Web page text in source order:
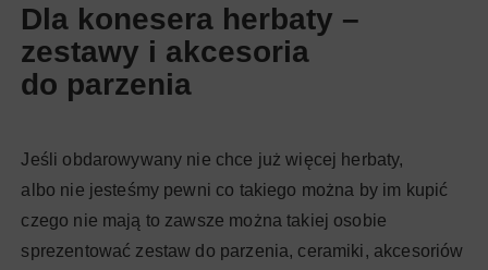
Dla konesera herbaty –
zestawy i akcesoria
do parzenia
Jeśli obdarowywany nie chce już więcej herbaty,
albo nie jesteśmy pewni co takiego można by im kupić
czego nie mają to zawsze można takiej osobie
sprezentować zestaw do parzenia, ceramiki, akcesoriów